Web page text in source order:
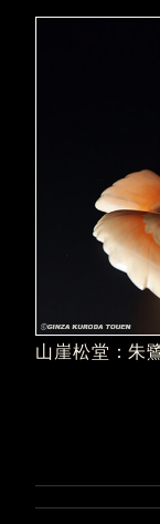
山崖松堂：朱